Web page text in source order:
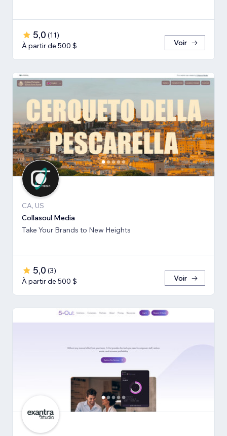
5,0 (11)
À partir de 500 $
Voir
CA, US
Collasoul Media
Take Your Brands to New Heights
5,0 (3)
À partir de 500 $
Voir